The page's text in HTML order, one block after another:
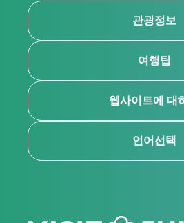
관광정보
여행팁
웹사이트에 대
언어선택